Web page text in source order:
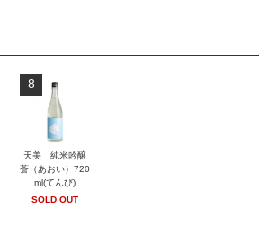
8
天美 純米吟醸
蒼（あおい）720
ml(てんび)
SOLD OUT